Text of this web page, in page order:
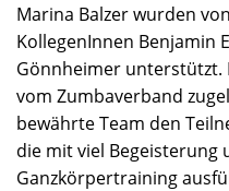
Marina Balzer wurden
KollegenInnen Benjamin
Gönnheimer unterstützt.
vom Zumbaverband
bewährte Team den
die mit viel Begeisterung
Ganzkörpertraining